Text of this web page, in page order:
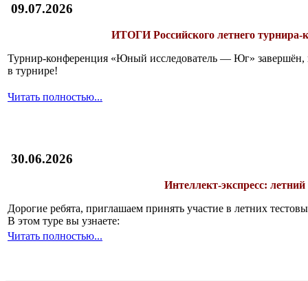
09.07.2026
ИТОГИРоссийского летнего
Турнир-конференция «Юный исследователь — Юг» завершён,
в турнире!
Читать полностью...
30.06.2026
Интеллект-экспресс: летний
Дорогие ребята, приглашаем принять участие в летних
В этом туре вы узнаете:
Читать полностью...